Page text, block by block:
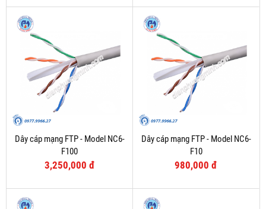
Dây cáp mạng FTP - Model NC6-
F100
3,250,000 đ
Dây cáp mạng FTP - Model NC6-
F10
980,000 đ